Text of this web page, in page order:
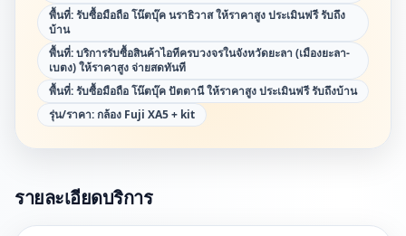
พื้นที่:รับซื้อมือถือ โน๊ตบุ๊ค นราธิวาส ให้ราคาสูง ประเมินฟรี รับถึง
บ้าน
พื้นที่:บริการรับซื้อสินค้าไอทีครบวงจรในจังหวัดยะลา (เมืองยะลา-
เบตง) ให้ราคาสูง จ่ายสดทันที
พื้นที่:รับซื้อมือถือ โน๊ตบุ๊ค ปัตตานี ให้ราคาสูง ประเมินฟรี รับถึงบ้าน
รุ่น/ราคา:กล้อง Fuji XA5 + kit
รายละเอียดบริการ